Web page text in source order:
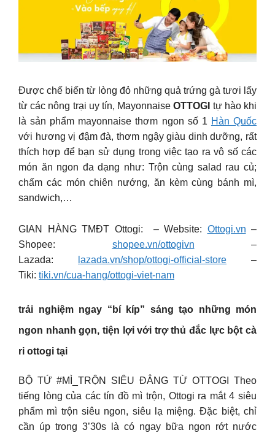
Được chế biến từ lòng đỏ những quả trứng gà tươi lấy
từ các nông trại uy tín, MayonnaiseOTTOGI tự hào khi
là sản phẩm mayonnaise thơm ngon số 1 Hàn Quốc
với hương vị đậm đà, thơm ngậy giàu dinh dưỡng, rất
thích hợp để bạn sử dụng trong việc tạo ra vô số các
món ăn ngon đa dạng như: Trộn cùng salad rau củ;
chấm các món chiên nướng, ăn kèm cùng bánh mì,
sandwich,…
GIAN HÀNG TMĐT Ottogi: – Website: Ottogi.vn –
Shopee: shopee.vn/ottogivn –
Lazada:
lazada.vn/shop/ottogi-official-store –
Tiki: tiki.vn/cua-hang/ottogi-viet-nam
trải nghiệm ngay “bí kíp” sáng tạo những món
ngon nhanh gọn, tiện lợi với trợ thủ đắc lực bột cà
ri ottogi tại
BỘ TỨ #MÌ_TRỘN SIÊU ĐẲNG TỪ OTTOGI Theo
tiếng lòng của các tín đồ mì trộn, Ottogi ra mắt 4 siêu
phẩm mì trộn siêu ngon, siêu lạ miệng. Đặc biệt, chỉ
cần úp trong 3’30s là có ngay bữa ngon rớt nước